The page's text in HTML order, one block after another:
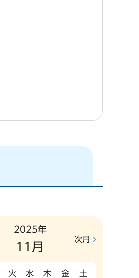
2025年
11月
次月
火 水 木 金
土